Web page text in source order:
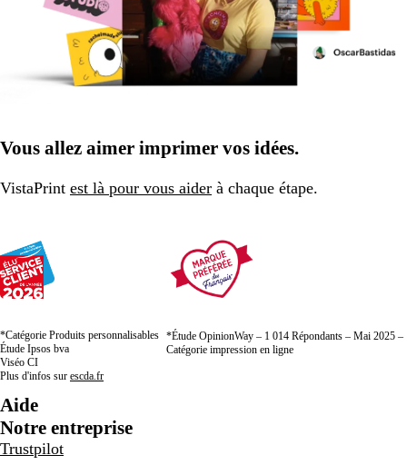
Vous allez aimer imprimer vos idées.
VistaPrint est là pour vous aider à chaque étape.
*Catégorie Produits personnalisables
Étude Ipsos bva
Viséo CI
Plus d'infos sur escda.fr
*Étude OpinionWay – 1 014 Répondants – Mai 2025 –
Catégorie impression en ligne
Aide
Notre entreprise
Trustpilot